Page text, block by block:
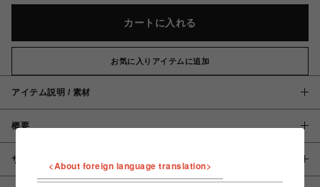
カートに入れる
お気に入りアイテムに追加
アイテム説明 / 素材
概要
サイズ <About foreign language translation>